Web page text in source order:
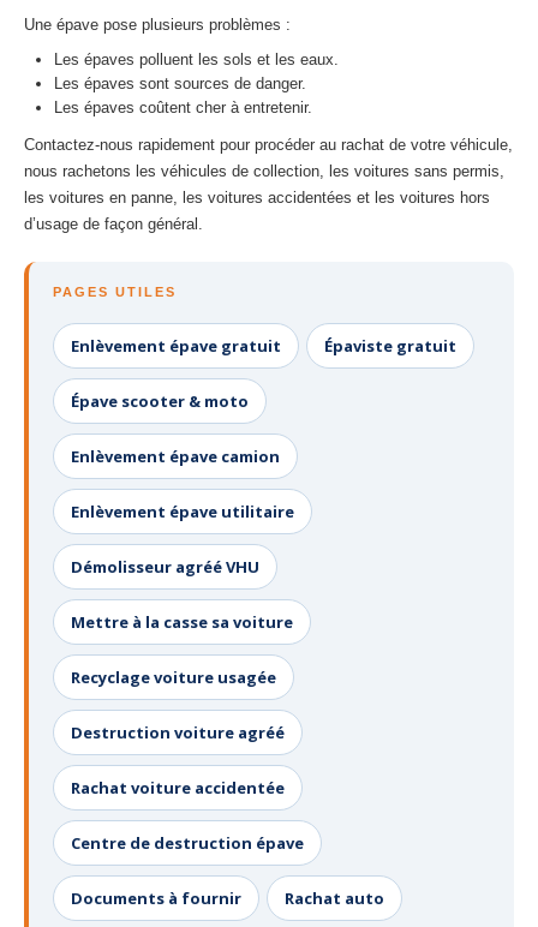
Une épave pose plusieurs problèmes :
Les épaves polluent les sols et les eaux.
Les épaves sont sources de danger.
Les épaves coûtent cher à entretenir.
Contactez-nous rapidement pour procéder au rachat de votre véhicule,
nous rachetons les véhicules de collection, les voitures sans permis,
les voitures en panne, les voitures accidentées et les voitures hors
d’usage de façon général.
PAGES UTILES
Enlèvement épave gratuit Épaviste gratuit
Épave scooter & moto
Enlèvement épave camion
Enlèvement épave utilitaire
Démolisseur agréé VHU
Mettre à la casse sa voiture
Recyclage voiture usagée
Destruction voiture agréé
Rachat voiture accidentée
Centre de destruction épave
Documents à fournir Rachat auto